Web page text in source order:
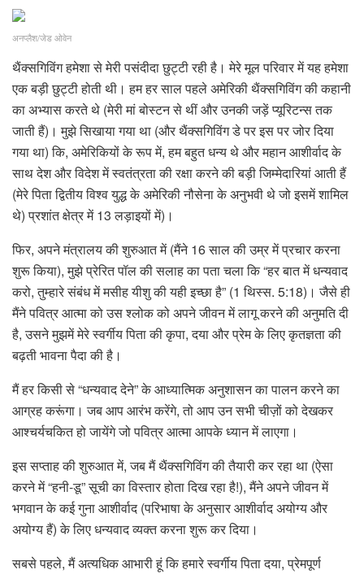
अनप्लैश/जेड ओवेन
थैंक्सगिविंग हमेशा से मेरी पसंदीदा छुट्टी रही है। मेरे मूल परिवार में यह हमेशा
एक बड़ी छुट्टी होती थी। हम हर साल पहले अमेरिकी थैंक्सगिविंग की कहानी
का अभ्यास करते थे (मेरी मां बोस्टन से थीं और उनकी जड़ें प्यूरिटन्स तक
जाती हैं)। मुझे सिखाया गया था (और थैंक्सगिविंग डे पर इस पर जोर दिया
गया था) कि, अमेरिकियों के रूप में, हम बहुत धन्य थे और महान आशीर्वाद के
साथ देश और विदेश में स्वतंत्रता की रक्षा करने की बड़ी जिम्मेदारियां आती हैं
(मेरे पिता द्वितीय विश्व युद्ध के अमेरिकी नौसेना के अनुभवी थे जो इसमें शामिल
थे) प्रशांत क्षेत्र में 13 लड़ाइयों में)।
फिर, अपने मंत्रालय की शुरुआत में (मैंने 16 साल की उम्र में प्रचार करना
शुरू किया), मुझे प्रेरित पॉल की सलाह का पता चला कि “हर बात में धन्यवाद
करो, तुम्हारे संबंध में मसीह यीशु की यही इच्छा है” (1 थिस्स. 5:18)। जैसे ही
मैंने पवित्र आत्मा को उस श्लोक को अपने जीवन में लागू करने की अनुमति दी
है, उसने मुझमें मेरे स्वर्गीय पिता की कृपा, दया और प्रेम के लिए कृतज्ञता की
बढ़ती भावना पैदा की है।
मैं हर किसी से “धन्यवाद देने” के आध्यात्मिक अनुशासन का पालन करने का
आग्रह करूंगा। जब आप आरंभ करेंगे, तो आप उन सभी चीज़ों को देखकर
आश्चर्यचकित हो जायेंगे जो पवित्र आत्मा आपके ध्यान में लाएगा।
इस सप्ताह की शुरुआत में, जब मैं थैंक्सगिविंग की तैयारी कर रहा था (ऐसा
करने में “हनी-डू” सूची का विस्तार होता दिख रहा है!), मैंने अपने जीवन में
भगवान के कई गुना आशीर्वाद (परिभाषा के अनुसार आशीर्वाद अयोग्य और
अयोग्य हैं) के लिए धन्यवाद व्यक्त करना शुरू कर दिया।
सबसे पहले, मैं अत्यधिक आभारी हूं कि हमारे स्वर्गीय पिता दया, प्रेमपूर्ण